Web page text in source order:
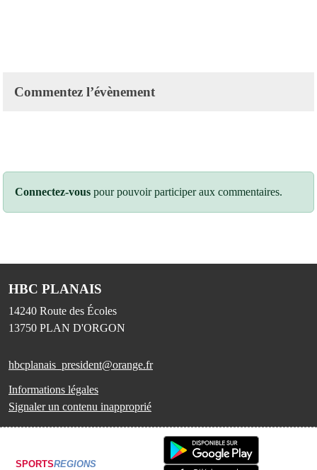
Commentez l’évènement
Connectez-vous pour pouvoir participer aux commentaires.
HBC PLANAIS
14240 Route des Écoles
13750 PLAN D'ORGON
hbcplanais_president@orange.fr
Informations légales
Signaler un contenu inapproprié
SPORTSREGIONS